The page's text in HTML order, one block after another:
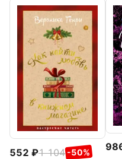
552 1 104 -50%